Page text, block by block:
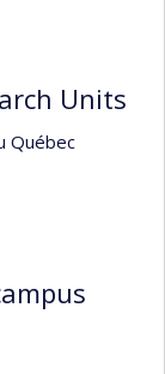
Units
Québec